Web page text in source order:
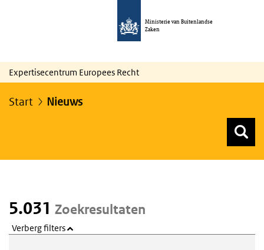
Ministerie van Buitenlandse
Zaken
Expertisecentrum Europees Recht
Start Nieuws
5.031 Zoekresultaten
Verberg filters